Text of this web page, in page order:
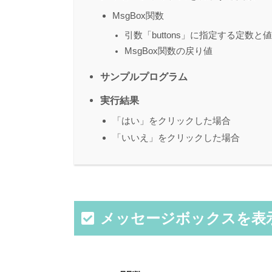
MsgBox関数
引数「buttons」に指定する定数と値
MsgBox関数の戻り値
サンプルプログラム
実行結果
「はい」をクリックした場合
「いいえ」をクリックした場合
メッセージボックスを表